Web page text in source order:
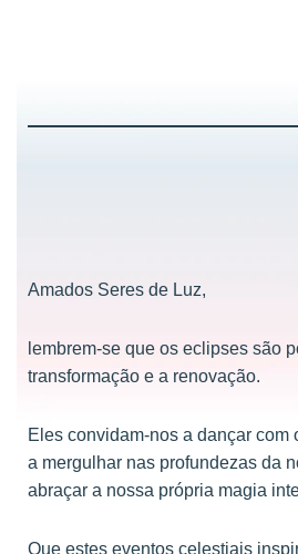
Amados Seres de Luz,
lembrem-se que os eclipses são
transformação e a renovação.
Eles convidam-nos a dançar com
a mergulhar nas profundezas da
abraçar a nossa própria magia
Que estes eventos celestiais